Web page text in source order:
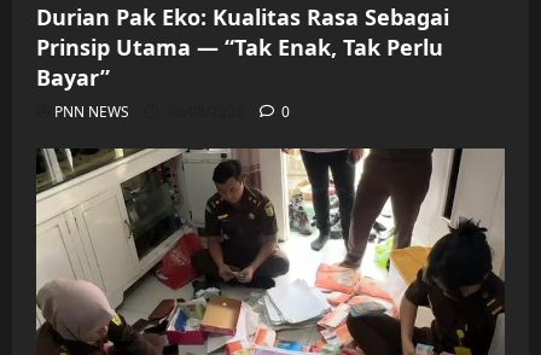
Durian Pak Eko: Kualitas Rasa Sebagai
Prinsip Utama — “Tak Enak, Tak Perlu
Bayar”
PNN NEWS 0